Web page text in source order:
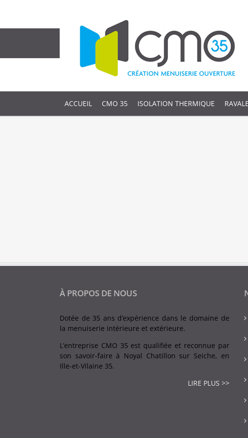
ACCUEIL CMO 35 ISOLATION THERMIQUE
À PROPOS DE NOUS
Dotée de 35 ans d’expérience dans le domaine de
la menuiserie intérieure et extérieure.
L’entreprise CMO 35 est qualifiée et reconnue par
son savoir-faire à Noyal Chatillon sur Seiche, en
Ille-et-Vilaine 35.
LIRE PLUS >>